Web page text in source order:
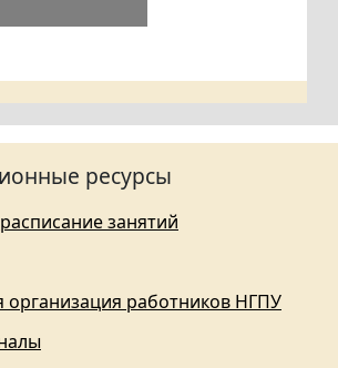
ресурсы
занятий
работников НГПУ